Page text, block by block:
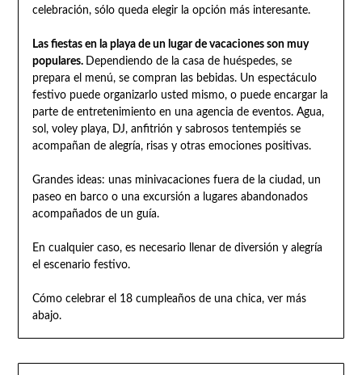
celebración, sólo queda elegir la opción más interesante.
Las fiestas en la playa de un lugar de vacaciones son muy
populares. Dependiendo de la casa de huéspedes, se
prepara el menú, se compran las bebidas. Un espectáculo
festivo puede organizarlo usted mismo, o puede encargar la
parte de entretenimiento en una agencia de eventos. Agua,
sol, voley playa, DJ, anfitrión y sabrosos tentempiés se
acompañan de alegría, risas y otras emociones positivas.
Grandes ideas: unas minivacaciones fuera de la ciudad, un
paseo en barco o una excursión a lugares abandonados
acompañados de un guía.
En cualquier caso, es necesario llenar de diversión y alegría
el escenario festivo.
Cómo celebrar el 18 cumpleaños de una chica, ver más
abajo.